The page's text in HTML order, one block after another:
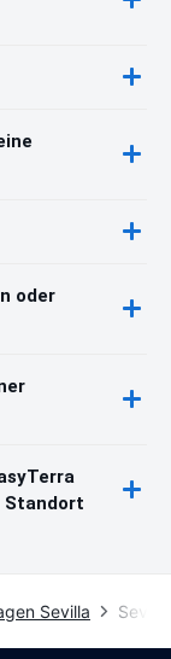
oder
Standort
Sevilla